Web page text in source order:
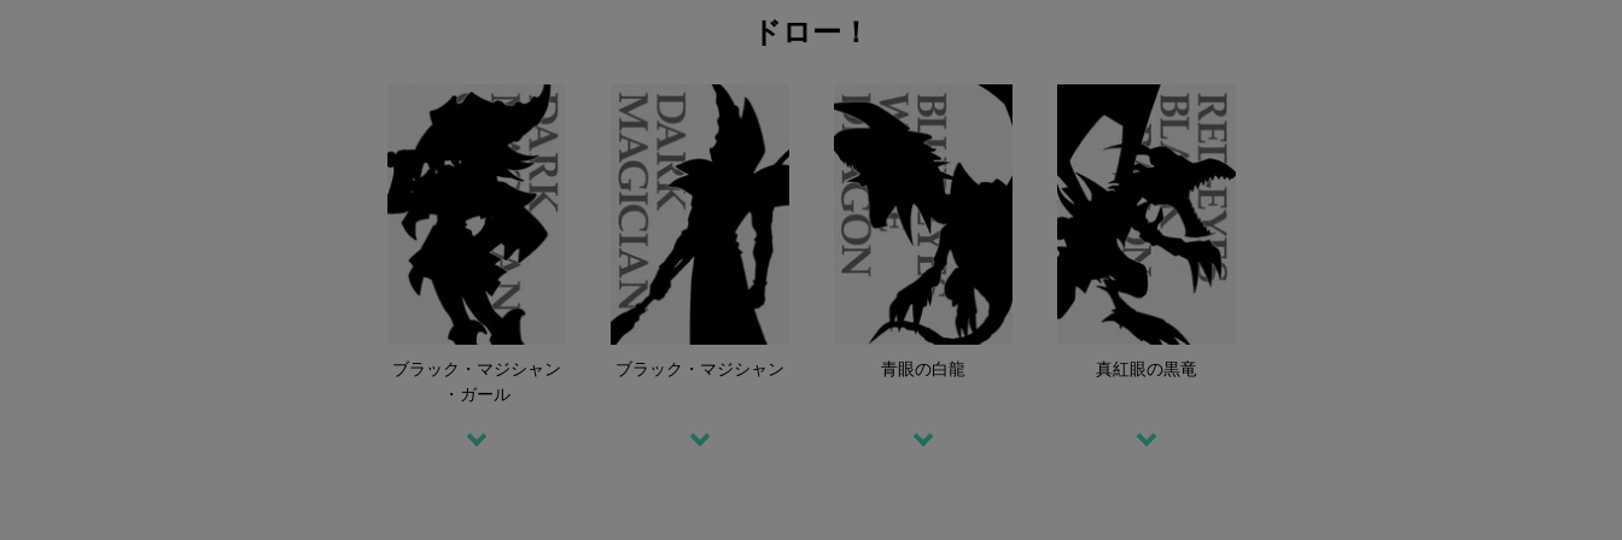
ドロー！
ブラック・ マジシャン
・ガール
ブラック・ マジシャン 青眼の白龍 真紅眼の黒竜